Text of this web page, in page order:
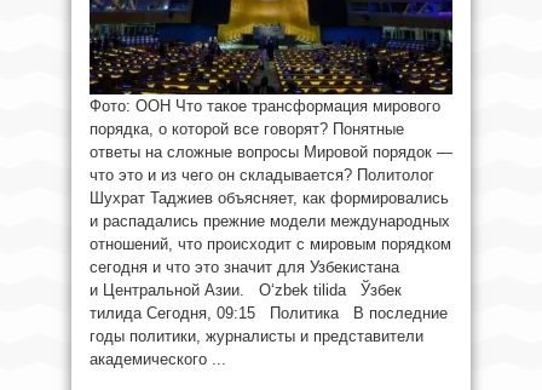
Фото: ООН Что такое трансформация мирового
порядка, о которой все говорят? Понятные
ответы на сложные вопросы Мировой порядок —
что это и из чего он складывается? Политолог
Шухрат Таджиев объясняет, как формировались
и распадались прежние модели международных
отношений, что происходит с мировым порядком
сегодня и что это значит для Узбекистана
и Центральной Азии. O‘zbek tilida Ўзбек
тилида Сегодня, 09:15 Политика В последние
годы политики, журналисты и представители
академического ...